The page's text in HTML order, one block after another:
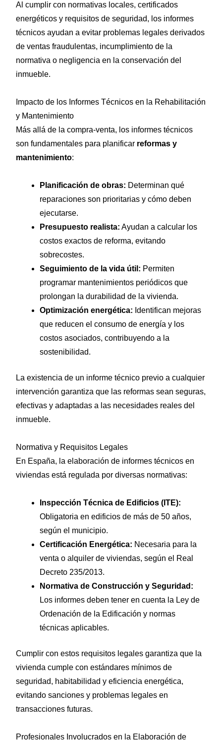
Al cumplir con normativas locales, certificados
energéticos y requisitos de seguridad, los informes
técnicos ayudan a evitar problemas legales derivados
de ventas fraudulentas, incumplimiento de la
normativa o negligencia en la conservación del
inmueble.
Impacto de los Informes Técnicos en la Rehabilitación
y Mantenimiento
Más allá de la compra-venta, los informes técnicos
son fundamentales para planificar reformas y
mantenimiento:
Planificación de obras: Determinan qué
reparaciones son prioritarias y cómo deben
ejecutarse.
Presupuesto realista: Ayudan a calcular los
costos exactos de reforma, evitando
sobrecostes.
Seguimiento de la vida útil: Permiten
programar mantenimientos periódicos que
prolongan la durabilidad de la vivienda.
Optimización energética: Identifican mejoras
que reducen el consumo de energía y los
costos asociados, contribuyendo a la
sostenibilidad.
La existencia de un informe técnico previo a cualquier
intervención garantiza que las reformas sean seguras,
efectivas y adaptadas a las necesidades reales del
inmueble.
Normativa y Requisitos Legales
En España, la elaboración de informes técnicos en
viviendas está regulada por diversas normativas:
Inspección Técnica de Edificios (ITE):
Obligatoria en edificios de más de 50 años,
según el municipio.
Certificación Energética: Necesaria para la
venta o alquiler de viviendas, según el Real
Decreto 235/2013.
Normativa de Construcción y Seguridad:
Los informes deben tener en cuenta la Ley de
Ordenación de la Edificación y normas
técnicas aplicables.
Cumplir con estos requisitos legales garantiza que la
vivienda cumple con estándares mínimos de
seguridad, habitabilidad y eficiencia energética,
evitando sanciones y problemas legales en
transacciones futuras.
Profesionales Involucrados en la Elaboración de